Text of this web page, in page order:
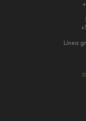
Línea